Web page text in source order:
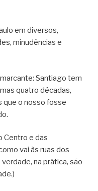
em diversos,
minudências e
Santiago tem
quatro décadas,
que o nosso fosse
Centro e das
vai às ruas dos
na prática, são